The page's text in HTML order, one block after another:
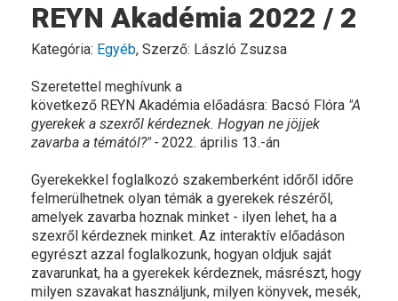
REYN Akadémia 2022 / 2
Kategória: Egyéb, Szerző: László Zsuzsa
Szeretettel meghívunk a
következő REYN Akadémia előadásra: Bacsó Flóra "A
gyerekek a szexről kérdeznek. Hogyan ne jöjjek
zavarba a témától?" - 2022. április 13.-án
Gyerekekkel foglalkozó szakemberként időről időre
felmerülhetnek olyan témák a gyerekek részéről,
amelyek zavarba hoznak minket - ilyen lehet, ha a
szexről kérdeznek minket. Az interaktív előadáson
egyrészt azzal foglalkozunk, hogyan oldjuk saját
zavarunkat, ha a gyerekek kérdeznek, másrészt, hogy
milyen szavakat használjunk, milyen könyvek, mesék,